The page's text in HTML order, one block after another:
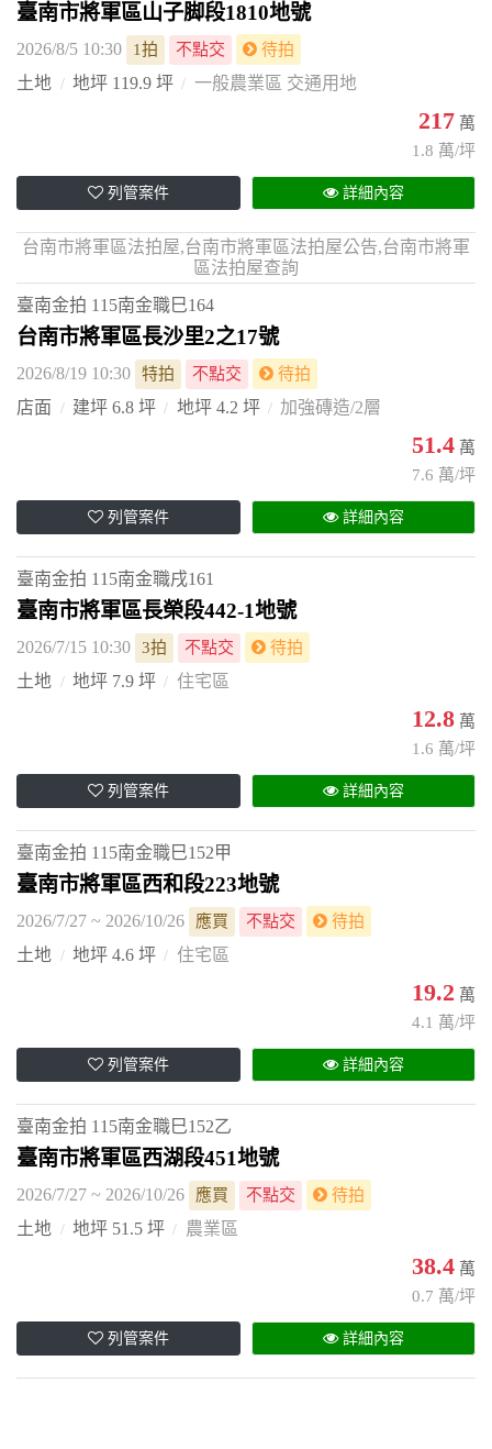
臺南市將軍區山子脚段1810地號
2026/8/5 10:30 1拍 不點交 待拍
土地 地坪 119.9 坪 一般農業區 交通用地
217 萬
1.8 萬/坪
列管案件 詳細內容
台南市將軍區法拍屋,台南市將軍區法拍屋公告,台南市將軍
區法拍屋查詢
臺南金拍 115南金職巳164
台南市將軍區長沙里2之17號
2026/8/19 10:30 特拍 不點交 待拍
店面 建坪 6.8 坪 地坪 4.2 坪 加強磚造/2層
51.4 萬
7.6 萬/坪
列管案件 詳細內容
臺南金拍 115南金職戌161
臺南市將軍區長榮段442-1地號
2026/7/15 10:30 3拍 不點交 待拍
土地 地坪 7.9 坪 住宅區
12.8 萬
1.6 萬/坪
列管案件 詳細內容
臺南金拍 115南金職巳152甲
臺南市將軍區西和段223地號
2026/7/27 ~ 2026/10/26 應買 不點交 待拍
土地 地坪 4.6 坪 住宅區
19.2 萬
4.1 萬/坪
列管案件 詳細內容
臺南金拍 115南金職巳152乙
臺南市將軍區西湖段451地號
2026/7/27 ~ 2026/10/26 應買 不點交 待拍
土地 地坪 51.5 坪 農業區
38.4 萬
0.7 萬/坪
列管案件 詳細內容